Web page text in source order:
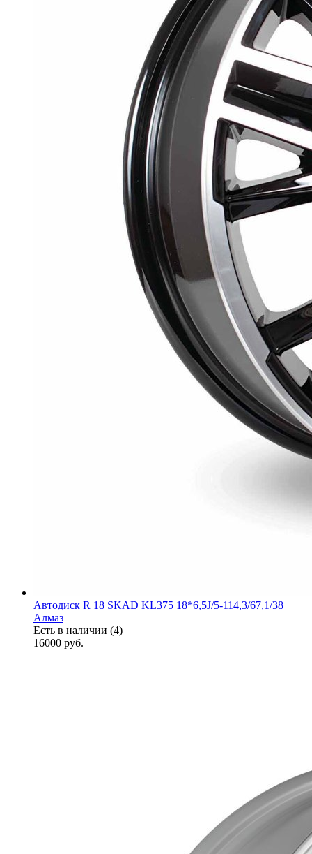
Автодиск R 18 SKAD KL375 18*6,5J/5-114,3/67,1/38
Алмаз
Есть в наличии (4)
16000 руб.